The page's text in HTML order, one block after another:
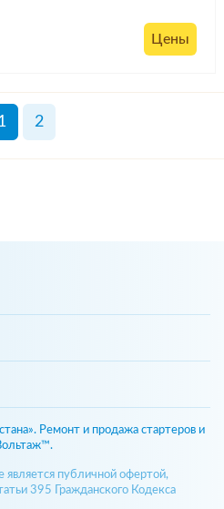
Цены
2
Ремонт и продажа стартеров и
является публичной офертой,
395 Гражданского Кодекса